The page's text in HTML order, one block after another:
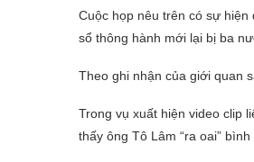
Cuộc họp nêu trên có sự
sổ thông hành mới lại bị ba
Theo ghi nhận của giới quan
Trong vụ xuất hiện video clip
thấy ông Tô Lâm “ra oai”